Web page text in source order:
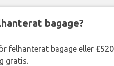
bagage?
felhanterat bagage eller
gratis.